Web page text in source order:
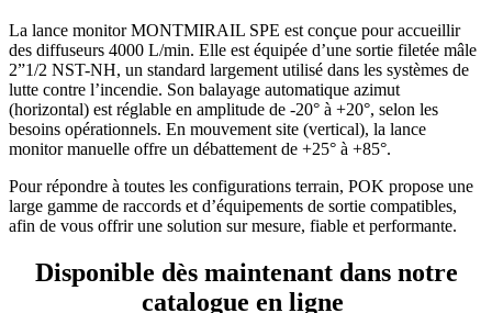
La lance monitor MONTMIRAIL SPE est conçue pour accueillir
des diffuseurs 4000 L/min. Elle est équipée d’une sortie filetée mâle
2”1/2 NST-NH, un standard largement utilisé dans les systèmes de
lutte contre l’incendie. Son balayage automatique azimut
(horizontal) est réglable en amplitude de -20° à +20°, selon les
besoins opérationnels. En mouvement site (vertical), la lance
monitor manuelle offre un débattement de +25° à +85°.
Pour répondre à toutes les configurations terrain, POK propose une
large gamme de raccords et d’équipements de sortie compatibles,
afin de vous offrir une solution sur mesure, fiable et performante.
Disponible dès maintenant dans notre
catalogue en ligne